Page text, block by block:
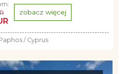
zobacz więcej
/ Cyprus